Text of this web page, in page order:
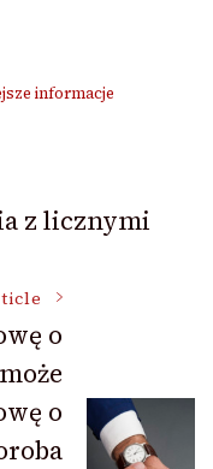
informacje
z licznymi
o
o